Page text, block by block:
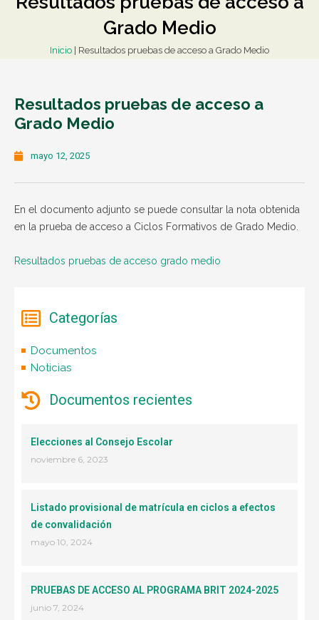
Grado Medio
Inicio Resultados pruebas de acceso a Grado Medio
Resultados pruebas de acceso a
Grado Medio
mayo 12, 2025
En el documento adjunto se puede consultar la nota obtenida
en la prueba de acceso a Ciclos Formativos de Grado Medio.
Resultados pruebas de acceso grado medio
Categorías
Documentos
Noticias
Documentos recientes
Elecciones al Consejo Escolar
noviembre 6, 2023
Listado provisional de matrícula en ciclos a efectos
de convalidación
mayo 10, 2024
PRUEBAS DE ACCESO AL PROGRAMA BRIT 2024-2025
junio 7, 2024